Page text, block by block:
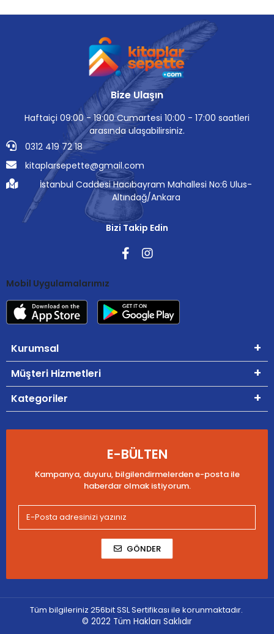
Bize Ulaşın
Haftaiçi 09:00 - 19:00 Cumartesi 10:00 - 17:00 saatleri
arasında ulaşabilirsiniz.
0312 419 72 18
kitaplarsepette@gmail.com
İstanbul Caddesi Hacıbayram Mahallesi No:6 Ulus-
Altındağ/Ankara
Bizi Takip Edin
Mobil Uygulamalarımız
Kurumsal
Müşteri Hizmetleri
Kategoriler
E-BÜLTEN
Kampanya, duyuru, bilgilendirmelerden e-posta ile
haberdar olmak istiyorum.
GÖNDER
Tüm bilgileriniz 256bit SSL Sertifikası ile korunmaktadır.
© 2022 Tüm Hakları Saklıdır